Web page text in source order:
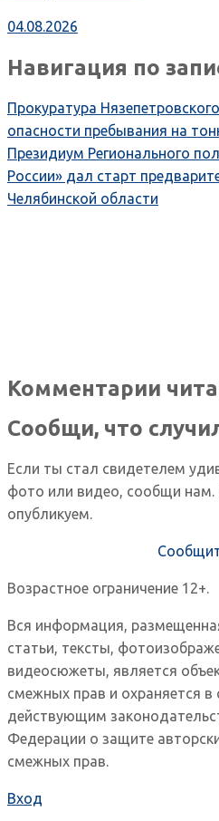
04.08.2026
Навигация по
Прокуратура
опасности пребывания на
Президиум Регионального
России» дал старт
Челябинской области
Комментарии
Сообщи, что
Если ты стал свидетелем
фото или видео, сообщи нам.
опубликуем.
Возрастное ограничение 12+.
Вся информация,
статьи, тексты,
видеосюжеты, является
смежных прав и охраняется в
действующим
Федерации о защите
смежных прав.
Вход